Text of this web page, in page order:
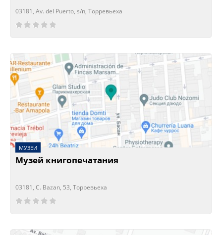
03181, Av. del Puerto, s/n, Торревьеха
Сейчас открыто!
Сейчас закрыто!
МУЗЕИ
Музей книгопечатания
03181, C. Bazan, 53, Торревьеха
Сейчас открыто!
Сейчас закрыто!